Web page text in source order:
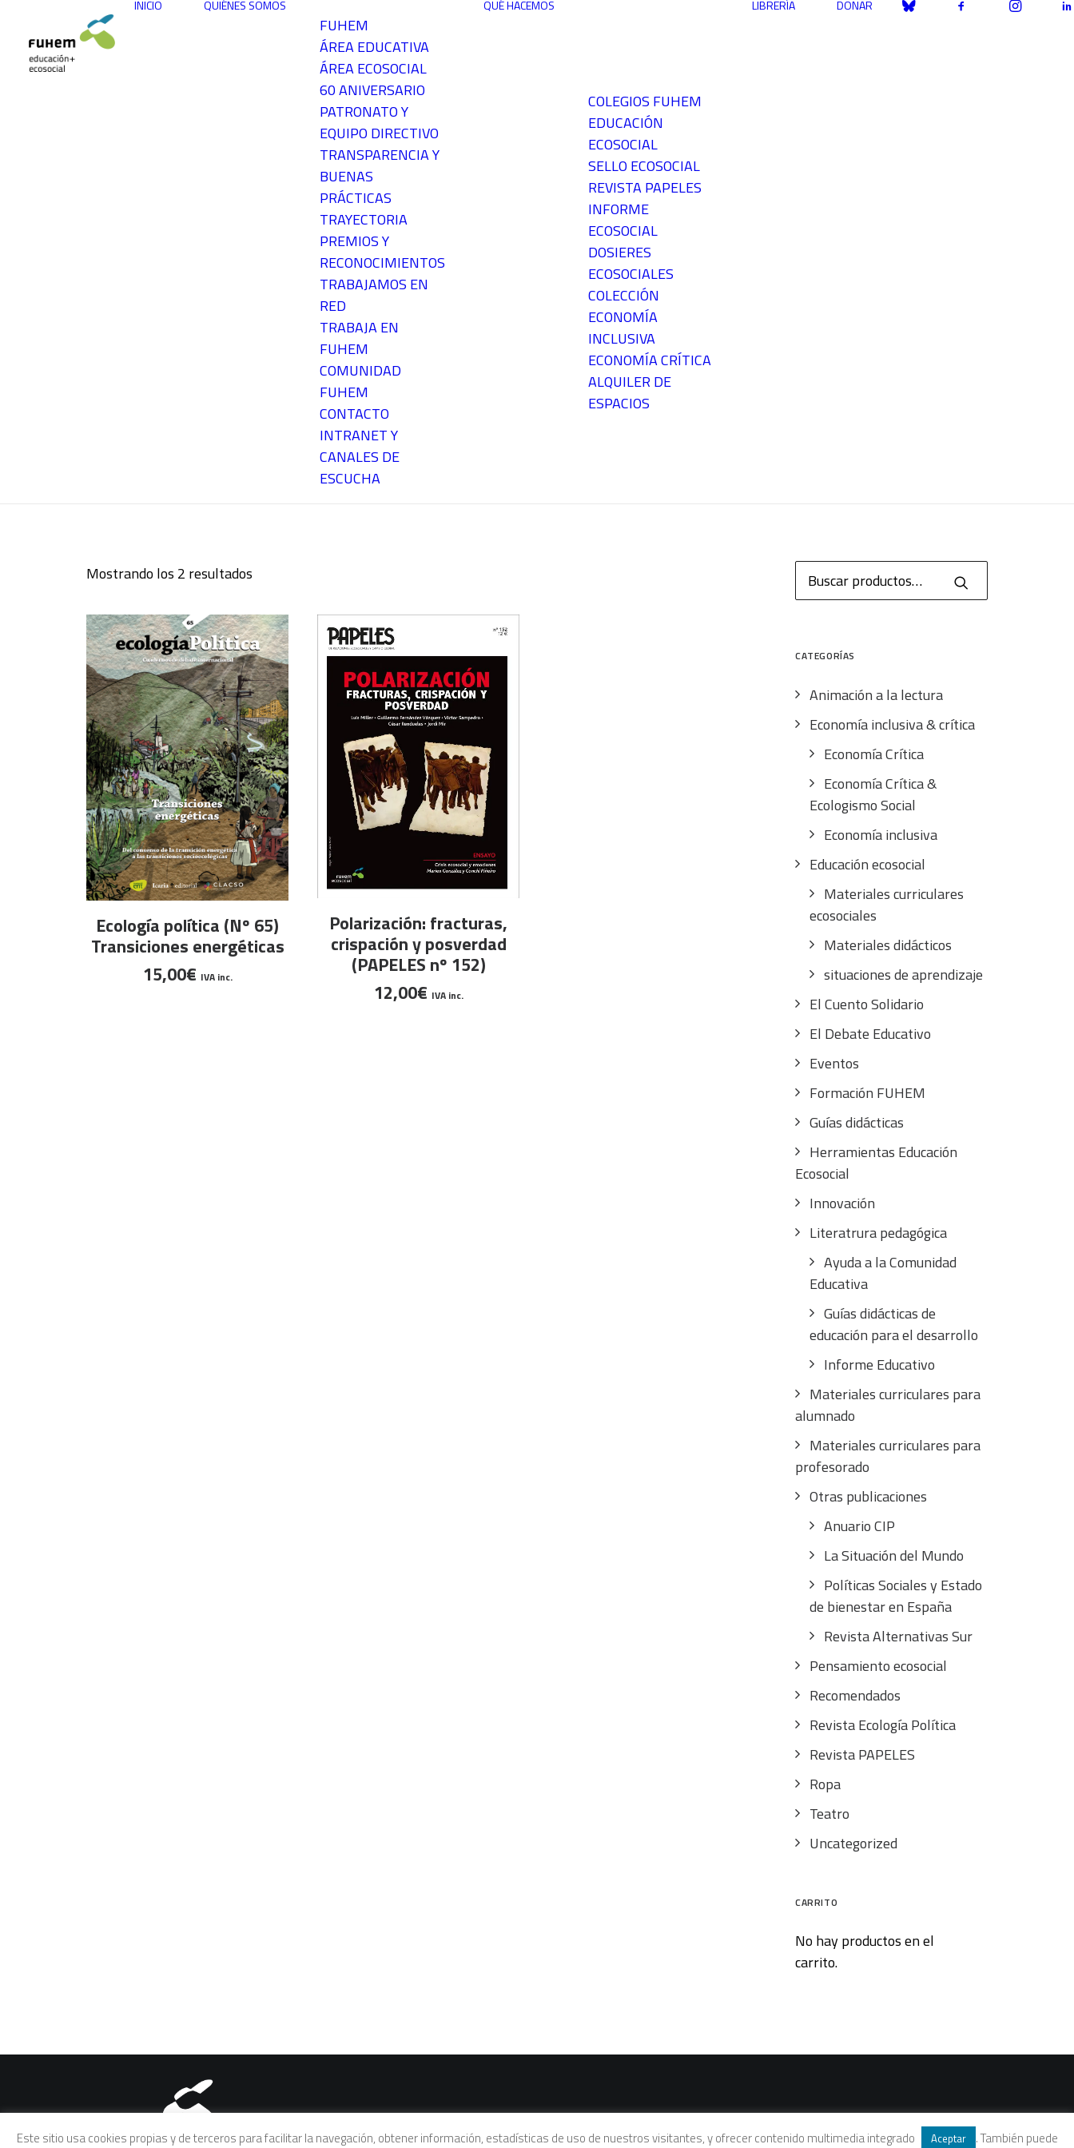
INICIO QUIÉNES SOMOS
FUHEM
ÁREA EDUCATIVA
ÁREA ECOSOCIAL
60 ANIVERSARIO
PATRONATO Y
EQUIPO DIRECTIVO
TRANSPARENCIA Y
BUENAS
PRÁCTICAS
TRAYECTORIA
PREMIOS Y
RECONOCIMIENTOS
TRABAJAMOS EN
RED
TRABAJA EN
FUHEM
COMUNIDAD
FUHEM
CONTACTO
INTRANET Y
CANALES DE
ESCUCHA
QUÉ HACEMOS
COLEGIOS FUHEM
EDUCACIÓN
ECOSOCIAL
SELLO ECOSOCIAL
REVISTA PAPELES
INFORME
ECOSOCIAL
DOSIERES
ECOSOCIALES
COLECCIÓN
ECONOMÍA
INCLUSIVA
ECONOMÍA CRÍTICA
ALQUILER DE
ESPACIOS
LIBRERÍA DONAR
Mostrando los 2 resultados
los
últimos
AÑADIR AL CARRITO
Ecología política (Nº 65)
Transiciones energéticas
15,00€ IVA inc.
AÑADIR AL CARRITO
Polarización: fracturas,
crispación y posverdad
(PAPELES nº 152)
12,00€ IVA inc.
Buscar
por:
CATEGORÍAS
Animación a la lectura
Economía inclusiva & crítica
Economía Crítica
Economía Crítica &
Ecologismo Social
Economía inclusiva
Educación ecosocial
Materiales curriculares
ecosociales
Materiales didácticos
situaciones de aprendizaje
El Cuento Solidario
El Debate Educativo
Eventos
Formación FUHEM
Guías didácticas
Herramientas Educación
Ecosocial
Innovación
Literatrura pedagógica
Ayuda a la Comunidad
Educativa
Guías didácticas de
educación para el desarrollo
Informe Educativo
Materiales curriculares para
alumnado
Materiales curriculares para
profesorado
Otras publicaciones
Anuario CIP
La Situación del Mundo
Políticas Sociales y Estado
de bienestar en España
Revista Alternativas Sur
Pensamiento ecosocial
Recomendados
Revista Ecología Política
Revista PAPELES
Ropa
Teatro
Uncategorized
CARRITO
No hay productos en el
carrito.
Aviso legal|Política de privacidad|Política de cookies|Condiciones legales de venta
Este sitio usa cookies propias y de terceros para facilitar la navegación, obtener información, estadísticas de uso de nuestros visitantes, y ofrecer contenido multimedia integrado Aceptar . También puede